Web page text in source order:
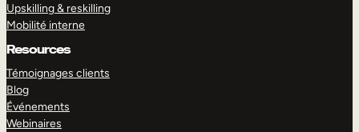
Upskilling & reskilling
Mobilité interne
Resources
Témoignages clients
Blog
Événements
Webinaires